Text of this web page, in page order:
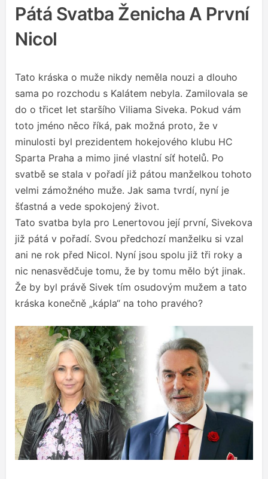
Pátá Svatba Ženicha A První
Nicol
Tato kráska o muže nikdy neměla nouzi a dlouho
sama po rozchodu s Kalátem nebyla. Zamilovala se
do o třicet let staršího Viliama Siveka. Pokud vám
toto jméno něco říká, pak možná proto, že v
minulosti byl prezidentem hokejového klubu HC
Sparta Praha a mimo jiné vlastní síť hotelů. Po
svatbě se stala v pořadí již pátou manželkou tohoto
velmi zámožného muže. Jak sama tvrdí, nyní je
šťastná a vede spokojený život.
Tato svatba byla pro Lenertovou její první, Sivekova
již pátá v pořadí. Svou předchozí manželku si vzal
ani ne rok před Nicol. Nyní jsou spolu již tři roky a
nic nenasvědčuje tomu, že by tomu mělo být jinak.
Že by byl právě Sivek tím osudovým mužem a tato
kráska konečně „kápla“ na toho pravého?